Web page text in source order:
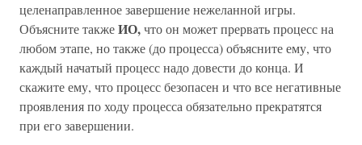
целенаправленное завершение нежеланной игры.
Объясните такжеИО,что он может прервать процесс на
любом этапе, но также (до процесса) объясните ему, что
каждый начатый процесс надо довести до конца. И
скажите ему, что процесс безопасен и что все негативные
проявления по ходу процесса обязательно прекратятся
при его завершении.